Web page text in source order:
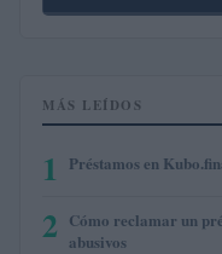
MÁS LEÍDOS
1 Préstamos en
2 Cómo reclamar un
abusivos